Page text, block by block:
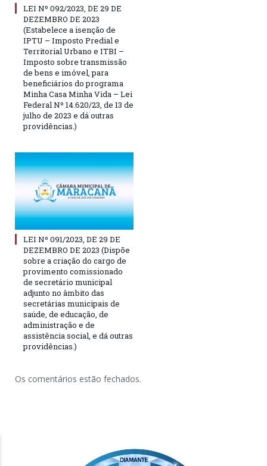
LEI Nº 092/2023, DE 29 DE
DEZEMBRO DE 2023
(Estabelece a isenção de
IPTU – Imposto Predial e
Territorial Urbano e ITBI –
Imposto sobre transmissão
de bens e imóvel, para
beneficiários do programa
Minha Casa Minha Vida – Lei
Federal Nº 14.620/23, de 13 de
julho de 2023 e dá outras
providências.)
LEI Nº 091/2023, DE 29 DE
DEZEMBRO DE 2023 (Dispõe
sobre a criação do cargo de
provimento comissionado
de secretário municipal
adjunto no âmbito das
secretárias municipais de
saúde, de educação, de
administração e de
assistência social, e dá outras
providências.)
Os comentários estão fechados.